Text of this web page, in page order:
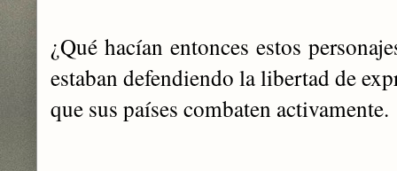
¿Qué hacían entonces estos
estaban defendiendo la libertad de
que sus países combaten activamente.